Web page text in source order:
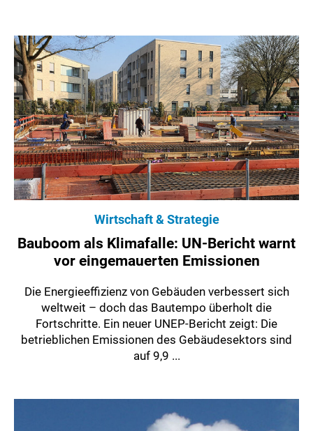
Wirtschaft & Strategie
Bauboom als Klimafalle: UN-Bericht warnt
vor eingemauerten Emissionen
Die Energieeffizienz von Gebäuden verbessert sich
weltweit – doch das Bautempo überholt die
Fortschritte. Ein neuer UNEP-Bericht zeigt: Die
betrieblichen Emissionen des Gebäudesektors sind
auf 9,9 ...